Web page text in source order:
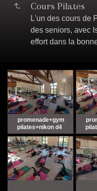
Cours Pilates
L'un des cours de
des seniors, avec
effort dans la
promenade+gym
pilates+nikon d4